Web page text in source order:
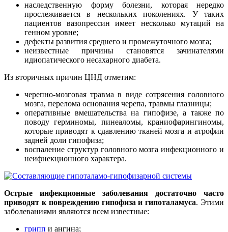
наследственную форму болезни, которая нередко
прослеживается в нескольких поколениях. У таких
пациентов вазопрессин имеет несколько мутаций на
генном уровне;
дефекты развития среднего и промежуточного мозга;
неизвестные причины становятся зачинателями
идиопатического несахарного диабета.
Из вторичных причин ЦНД отметим:
черепно-мозговая травма в виде сотрясения головного
мозга, перелома основания черепа, травмы глазницы;
оперативные вмешательства на гипофизе, а также по
поводу герминомы, пинеаломы, краниофарингиномы,
которые приводят к сдавлению тканей мозга и атрофии
задней доли гипофиза;
воспаление структур головного мозга инфекционного и
неифнекционного характера.
Острые инфекционные заболевания достаточно часто
приводят к повреждению гипофиза и гипоталамуса. Этими
заболеваниями являются всем известные:
грипп и ангина;